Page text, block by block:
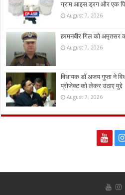
ग्राम आइस ड्रग और एक
August 7, 2026
हरमनबीर गिल को अमृतसर
August 7, 2026
विधायक डॉ अजय गुप्ता ने
प्रोजेक्ट को लेकर उठाए मुद्दे
August 7, 2026